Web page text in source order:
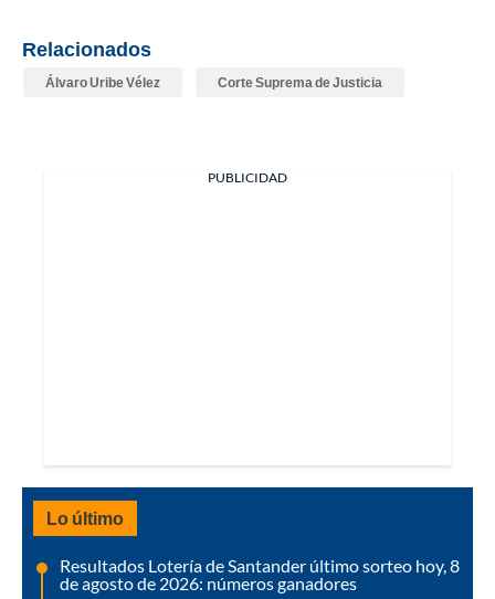
Relacionados
Álvaro Uribe Vélez Corte Suprema de Justicia
PUBLICIDAD
Lo último
Resultados Lotería de Santander último sorteo hoy, 8
de agosto de 2026: números ganadores